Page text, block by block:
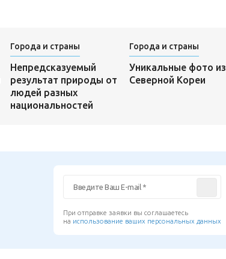
Города и страны
Непредсказуемый
результат природы от
людей разных
национальностей
Города и страны
Уникальные фото из
Северной Кореи
При отправке заявки вы соглашаетесь
на использование ваших персональных данных